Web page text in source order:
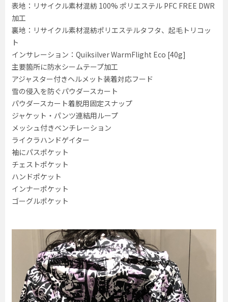
表地：リサイクル素材混紡 100% ポリエステル PFC FREE DWR
加工
裏地：リサイクル素材混紡ポリエステルタフタ、起毛トリコッ
ト
インサレーション：Quiksilver WarmFlight Eco [40g]
主要箇所に防水シームテープ加工
アジャスター付きヘルメット装着対応フード
雪の侵入を防ぐパウダースカート
パウダースカート着脱用固定スナップ
ジャケット・パンツ連結用ループ
メッシュ付きベンチレーション
ライクラハンドゲイター
袖にパスポケット
チェストポケット
ハンドポケット
インナーポケット
ゴーグルポケット